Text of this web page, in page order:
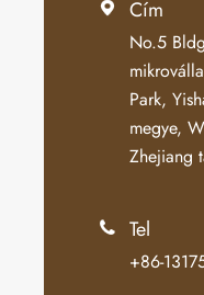
 Cím
No.5
Park,
megye,
Zhejiang
 Tel
+86-